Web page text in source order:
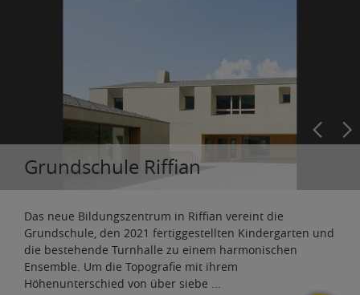
Grundschule Riffian
Das neue Bildungszentrum in Riffian vereint die
Grundschule, den 2021 fertiggestellten Kindergarten und
die bestehende Turnhalle zu einem harmonischen
Ensemble. Um die Topografie mit ihrem
Höhenunterschied von über siebe ...